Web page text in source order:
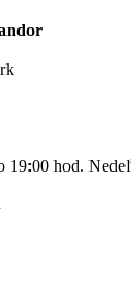
19:00 hod.